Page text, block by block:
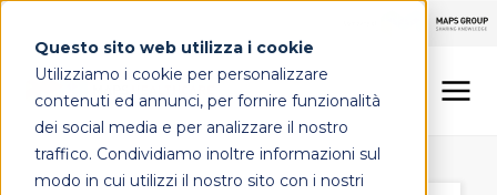
Questo sito web utilizza i cookie
Utilizziamo i cookie per personalizzare
contenuti ed annunci, per fornire funzionalità
dei social media e per analizzare il nostro
traffico. Condividiamo inoltre informazioni sul
modo in cui utilizzi il nostro sito con i nostri
LINEE DI OFFERTA